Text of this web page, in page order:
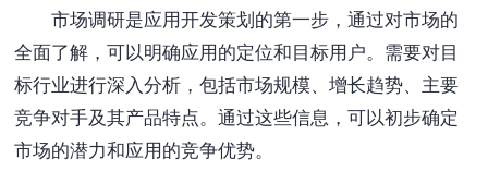
市场调研是应用开发策划的第一步，通过对市场的
全面了解，可以明确应用的定位和目标用户。需要对目
标行业进行深入分析，包括市场规模、增长趋势、主要
竞争对手及其产品特点。通过这些信息，可以初步确定
市场的潜力和应用的竞争优势。